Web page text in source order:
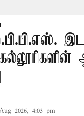
2026, 4:03 pm